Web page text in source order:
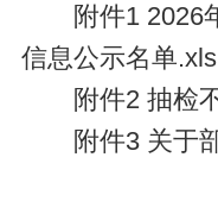
附件1 2026
信息公示名单.xls
附件2 抽检
附件3 关于